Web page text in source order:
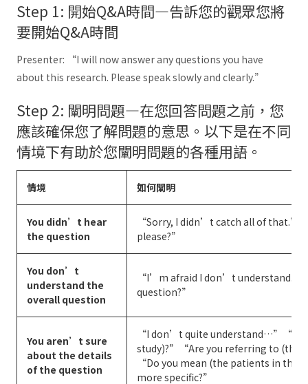
Step 1: 開始Q&A時間—告訴您的觀眾您將
要開始Q&A時間
Presenter: “I will now answer any questions you have
about this research. Please speak slowly and clearly.”
Step 2: 闡明問題—在您回答問題之前，您
應該確保您了解問題的意思。以下是在不同
情境下有助於您闡明問題的各種用語。
情境 如何闡明
You didn’t hear
the question
“Sorry, I didn’t catch all of
please?”
You don’t
understand the
overall question
“I’m afraid I don’t
question?”
You aren’t sure
about the details
of the question
“I don’t quite understand…”“Are
study)?”“Are you referring to (the
“Do you mean (the patients in the
more specific?”